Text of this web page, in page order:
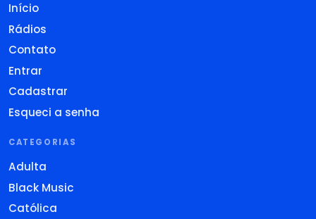
Início
Rádios
Contato
Entrar
Cadastrar
Esqueci a senha
CATEGORIAS
Adulta
Black Music
Católica